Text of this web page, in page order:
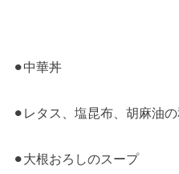
⚫︎中華丼
⚫︎レタス、塩昆布、胡麻油
⚫︎大根おろしのスープ